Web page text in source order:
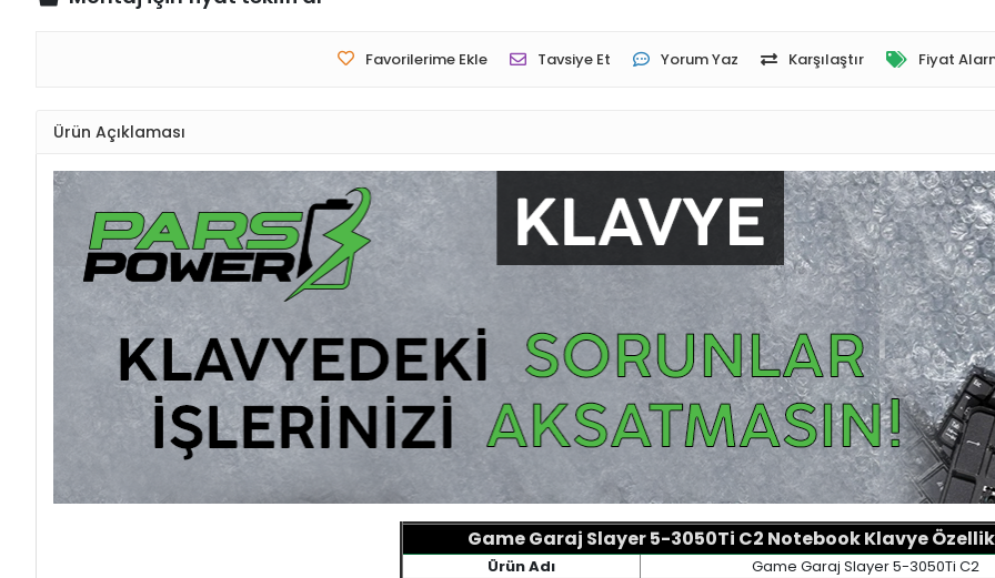
Favorilerime Ekle Tavsiye Et Yorum Yaz Karşılaştır Fiyat
Ürün Açıklaması
Game Garaj Slayer 5-3050Ti C2 Notebook Klavye
Ürün Adı
Game Garaj Slayer 5-3050Ti C2